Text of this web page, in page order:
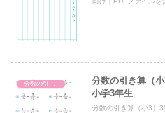
分数の引き算（小3）
分数の引き算（
小学3年生
分数の引き算（小3）